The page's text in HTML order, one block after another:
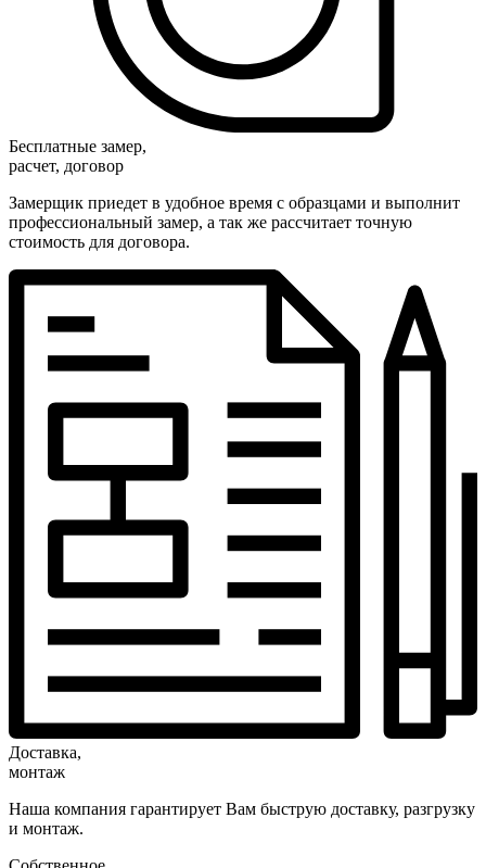
Бесплатные замер,
расчет, договор
Замерщик приедет в удобное время с образцами и выполнит
профессиональный замер, а так же рассчитает точную
стоимость для договора.
Доставка,
монтаж
Наша компания гарантирует Вам быструю доставку, разгрузку
и монтаж.